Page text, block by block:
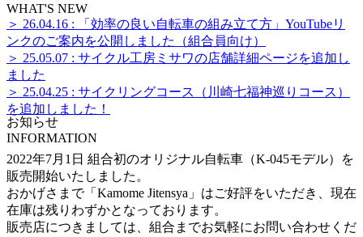
WHAT'S NEW
＞ 26.04.16 : 「効率の良い自転車の組み立て方」YouTubeリ
ンクのご案内を公開しました（組合員向け）
＞ 25.05.07 : サイクル工房ミサワの店舗詳細ページを追加し
ました
＞ 25.04.25 : サイクリングコース（川崎七福神巡りコース）
を追加しました！
お知らせ
INFORMATION
2022年7月1日 組合初のオリジナル自転車（K-045モデル）を
販売開始いたしました。
おかげさまで「Kamome Jitensya」はご好評をいただき、現在
在庫は残りわずかとなっております。
販売店につきましては、組合までお気軽にお問い合わせくだ